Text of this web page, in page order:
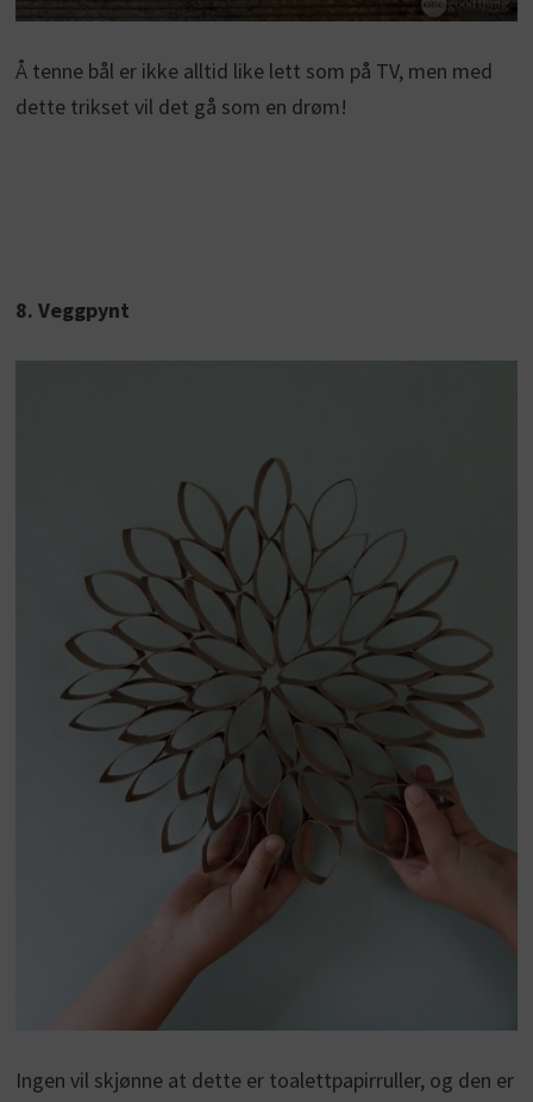
Å tenne bål er ikke alltid like lett som på TV, men med
dette trikset vil det gå som en drøm!
8. Veggpynt
Ingen vil skjønne at dette er toalettpapirruller, og den er